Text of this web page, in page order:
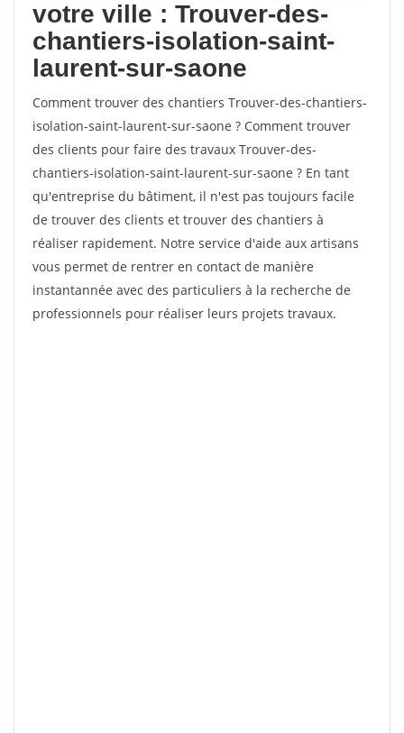
votre ville : Trouver-des-
chantiers-isolation-saint-
laurent-sur-saone
Comment trouver des chantiers Trouver-des-chantiers-
isolation-saint-laurent-sur-saone ? Comment trouver
des clients pour faire des travaux Trouver-des-
chantiers-isolation-saint-laurent-sur-saone ? En tant
qu'entreprise du bâtiment, il n'est pas toujours facile
de trouver des clients et trouver des chantiers à
réaliser rapidement. Notre service d'aide aux artisans
vous permet de rentrer en contact de manière
instantannée avec des particuliers à la recherche de
professionnels pour réaliser leurs projets travaux.